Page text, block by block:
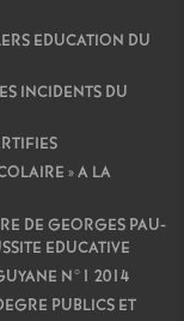
EDUCATION DU
INCIDENTS DU
» A LA
DE GEORGES PAU-
EDUCATIVE
N°1 2014
PUBLICS ET